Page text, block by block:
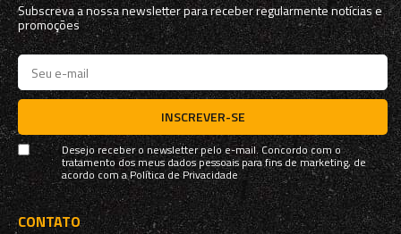
Subscreva a nossa newsletter para receber regularmente notícias e
promoções
INSCREVER-SE
Desejo receber o newsletter pelo e-mail. Concordo com o
tratamento dos meus dados pessoais para fins de marketing, de
acordo com aPolítica de Privacidade
CONTATO